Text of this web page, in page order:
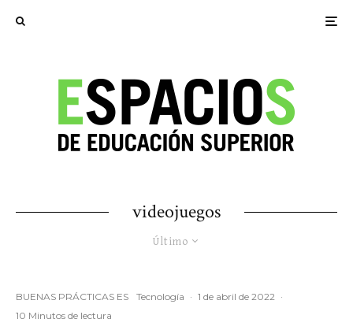
videojuegos
Último
BUENAS PRÁCTICAS ES Tecnología · 1 de abril de 2022 ·
10 Minutos de lectura